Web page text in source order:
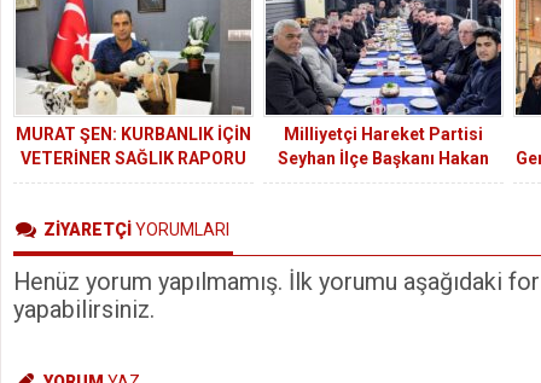
MURAT ŞEN: KURBANLIK İÇİN
VETERİNER SAĞLIK RAPORU
OLMAYAN HAYVANLARI SATIN
Milliyetçi Hareket Partisi
Seyhan İlçe Başkanı Hakan
Yıldırım’dan Sahurda Birlik ve
ZİYARETÇİYORUMLARI
Henüz yorum yapılmamış. İlk yorumu aşağıdaki
yapabilirsiniz.